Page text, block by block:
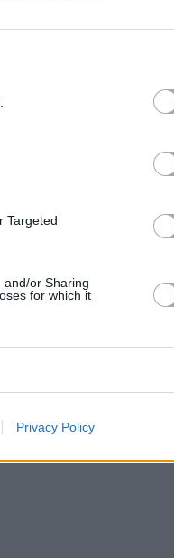
Targeted
and/or Sharing
for which it
Privacy Policy
οποίος στα
δύσκολα
και